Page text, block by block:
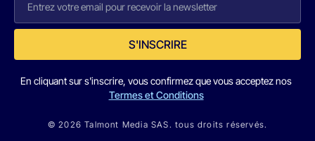
S'INSCRIRE
En cliquant sur s'inscrire, vous confirmez que vous acceptez nos
Termes et Conditions
© 2026 Talmont Media SAS. tous droits réservés.